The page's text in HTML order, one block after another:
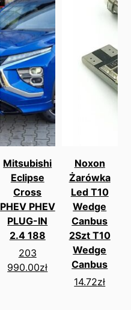
Mitsubishi
Eclipse
Cross
PHEV PHEV
PLUG-IN
2.4 188
203
990.00zł
Noxon
Żarówka
Led T10
Wedge
Canbus
2Szt T10
Wedge
Canbus
14.72zł